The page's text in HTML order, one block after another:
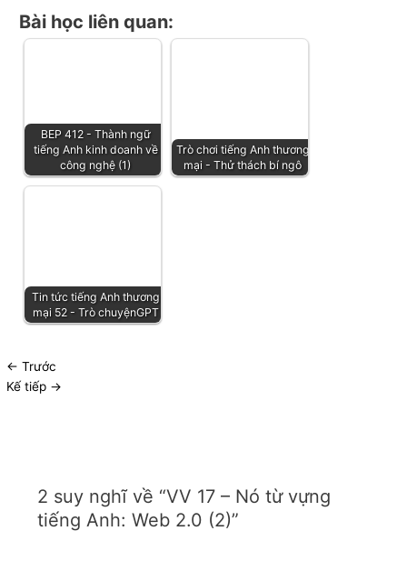
Bài học liên quan:
BEP 412 - Thành ngữ
tiếng Anh kinh doanh về
công nghệ (1)
Trò chơi tiếng Anh thương
mại - Thử thách bí ngô
Tin tức tiếng Anh thương
mại 52 - Trò chuyệnGPT
← Trước
Kế tiếp →
2 suy nghĩ về “VV 17 – Nó từ vựng
tiếng Anh: Web 2.0 (2)”